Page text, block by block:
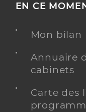
EN CE
Mon bilan
Annuaire
cabinets
Carte des